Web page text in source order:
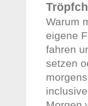
Warum
eigene
fahren
setzen